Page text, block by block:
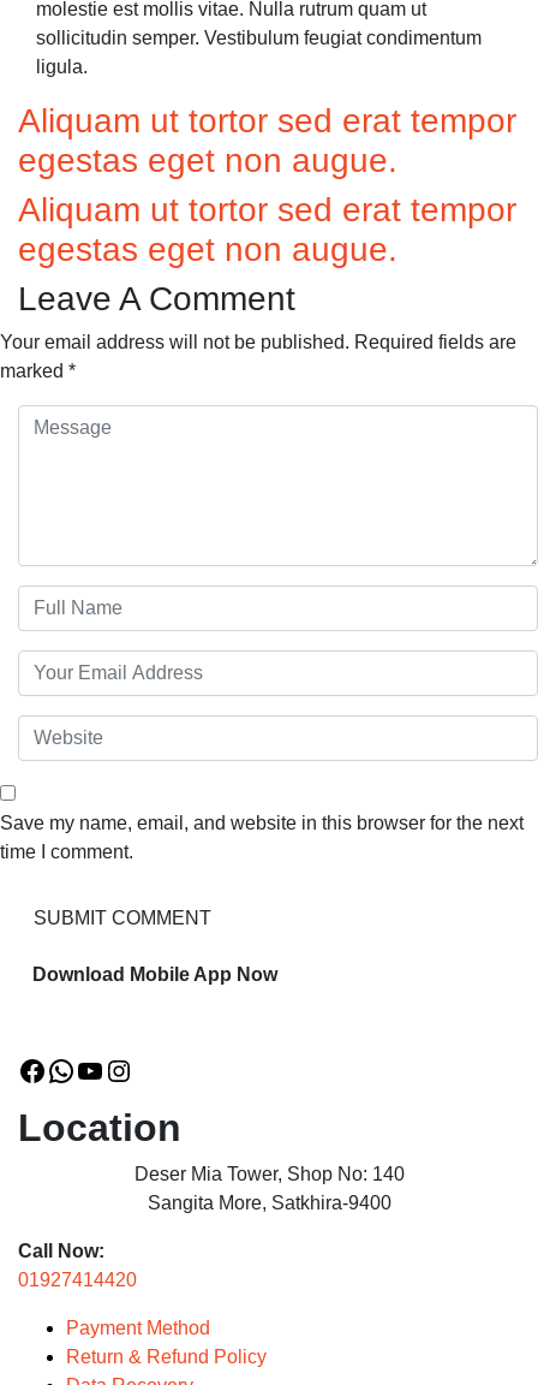
molestie est mollis vitae. Nulla rutrum quam ut
sollicitudin semper. Vestibulum feugiat condimentum
ligula.
Aliquam ut tortor sed erat tempor
egestas eget non augue.
Aliquam ut tortor sed erat tempor
egestas eget non augue.
Leave A Comment
Your email address will not be published. Required fields are
marked *
Save my name, email, and website in this browser for the next
time I comment.
Download Mobile App Now
Facebook
WhatsApp
YouTube
Instagram
Location
Deser Mia Tower, Shop No: 140
Sangita More, Satkhira-9400
Call Now:
01927414420
Payment Method
Return & Refund Policy